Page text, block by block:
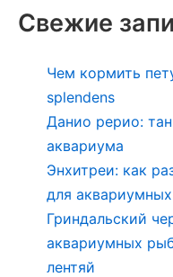
Свежие
Чем кормить
splendens
Данио рерио:
аквариума
Энхитреи: как
для
Гриндальский
аквариумных
лентяй